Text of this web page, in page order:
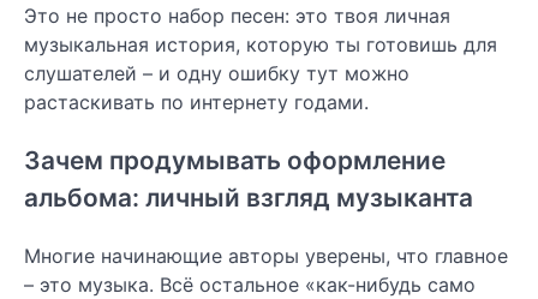
Это не просто набор песен: это твоя личная
музыкальная история, которую ты готовишь для
слушателей – и одну ошибку тут можно
растаскивать по интернету годами.
Зачем продумывать оформление
альбома: личный взгляд музыканта
Многие начинающие авторы уверены, что главное
– это музыка. Всё остальное «как-нибудь само